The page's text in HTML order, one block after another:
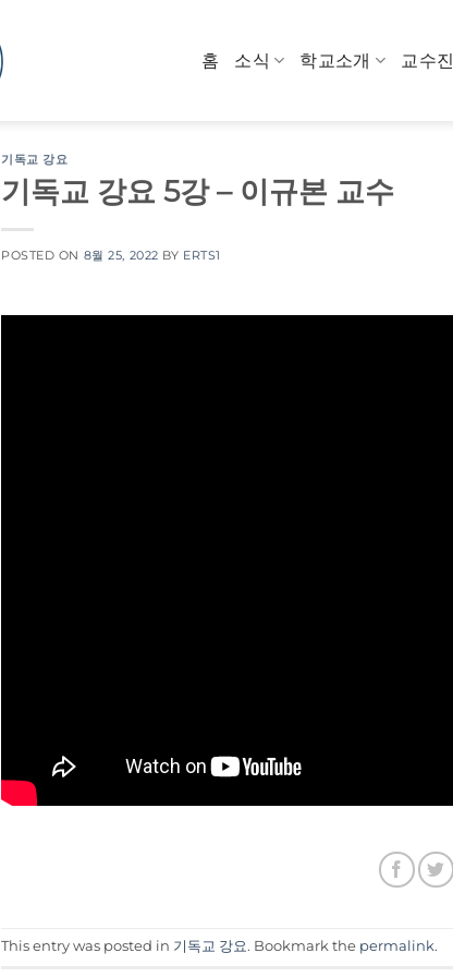
홈 소식 학교소개 교수진
기독교 강요
기독교 강요 5강 – 이규본 교수
POSTED ON 8월 25, 2022 BY ERTS1
This entry was posted in 기독교 강요. Bookmark the permalink.